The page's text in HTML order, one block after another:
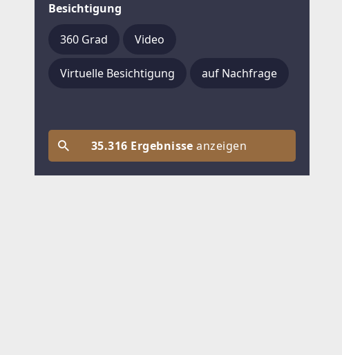
Besichtigung
360 Grad Video
Virtuelle Besichtigung auf Nachfrage
35.316 Ergebnisseanzeigen